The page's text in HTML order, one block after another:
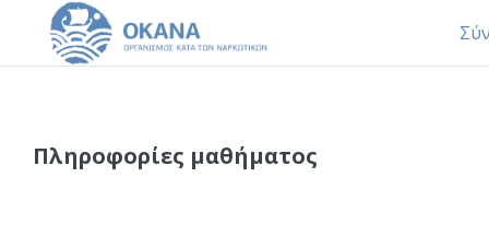
Πληροφορίες μαθήματος